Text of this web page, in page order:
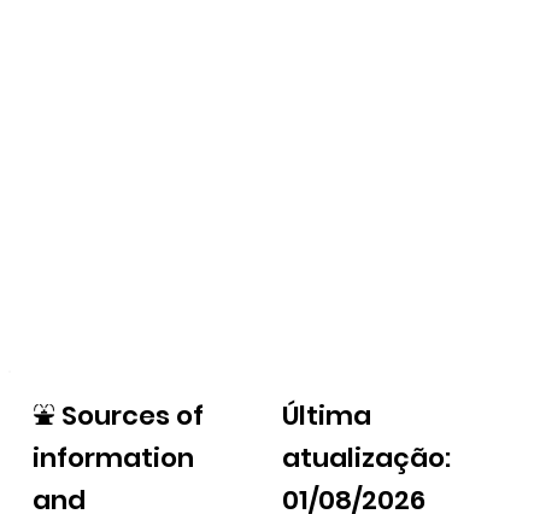
⛲ Sources of
information
and
Última
atualização:
01/08/2026